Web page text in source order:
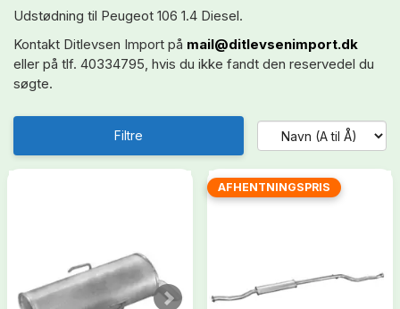
Udstødning til Peugeot 106 1.4 Diesel.
Kontakt Ditlevsen Import på mail@ditlevsenimport.dk
eller på tlf. 40334795, hvis du ikke fandt den reservedel du
søgte.
Filtre
AFHENTNINGSPRIS